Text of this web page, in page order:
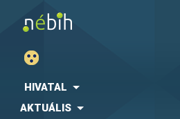
HIVATAL
AKTUÁLIS